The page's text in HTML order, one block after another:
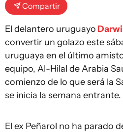
Compartir
El delantero uruguayo
convertir un golazo este
uruguaya en el último
equipo, Al-Hilal de Arabia
comienzo de lo que será la
se inicia la semana entrante.
El ex Peñarol no ha parado